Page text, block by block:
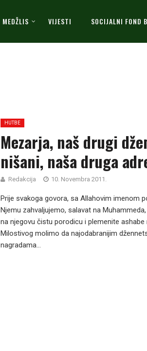
MEDŽLIS VIJESTI SOCIJALNI FOND
HUTBE
Mezarja, naš drugi
nišani, naša druga
Redakcija 10. Novembra 2011.
Prije svakoga govora, sa Allahovim imenom
Njemu zahvaljujemo, salavat na
na njegovu čistu porodicu i plemenite ashabe
Milostivog molimo da najodabranijim
nagradama...